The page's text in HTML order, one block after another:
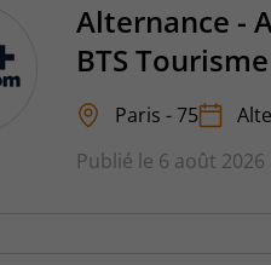
Alternance -
BTS
Paris - 75
Publié le 6 août 2026